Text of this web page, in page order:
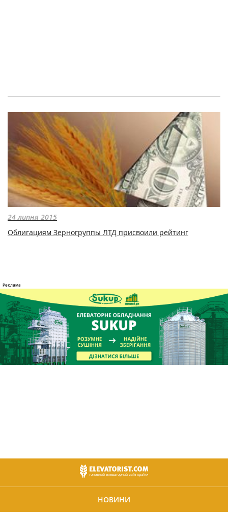
24 липня 2015
Облигациям Зерногруппы ЛТД присвоили рейтинг
НОВИНИ